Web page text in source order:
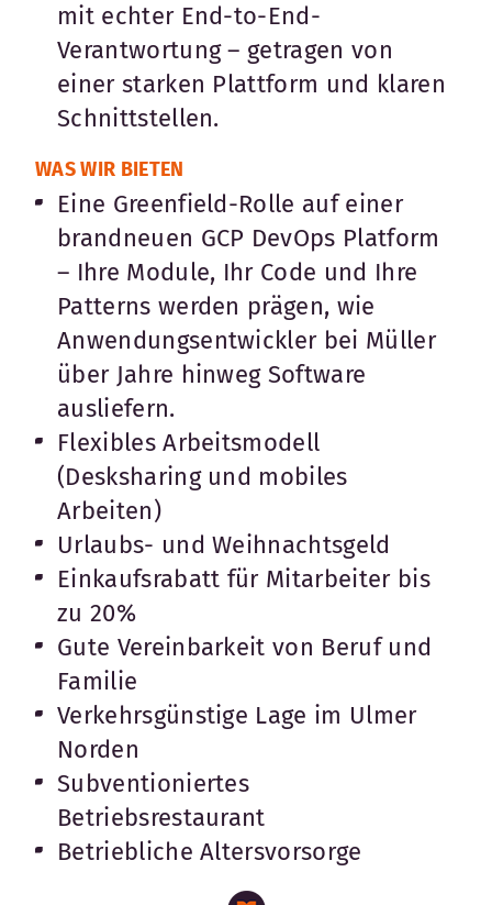
mit echter End-to-End-
Verantwortung – getragen von
einer starken Plattform und klaren
Schnittstellen.
WAS WIR BIETEN
Eine Greenfield-Rolle auf einer
brandneuen GCP DevOps Platform
– Ihre Module, Ihr Code und Ihre
Patterns werden prägen, wie
Anwendungsentwickler bei Müller
über Jahre hinweg Software
ausliefern.
Flexibles Arbeitsmodell
(Desksharing und mobiles
Arbeiten)
Urlaubs- und Weihnachtsgeld
Einkaufsrabatt für Mitarbeiter bis
zu 20%
Gute Vereinbarkeit von Beruf und
Familie
Verkehrsgünstige Lage im Ulmer
Norden
Subventioniertes
Betriebsrestaurant
Betriebliche Altersvorsorge